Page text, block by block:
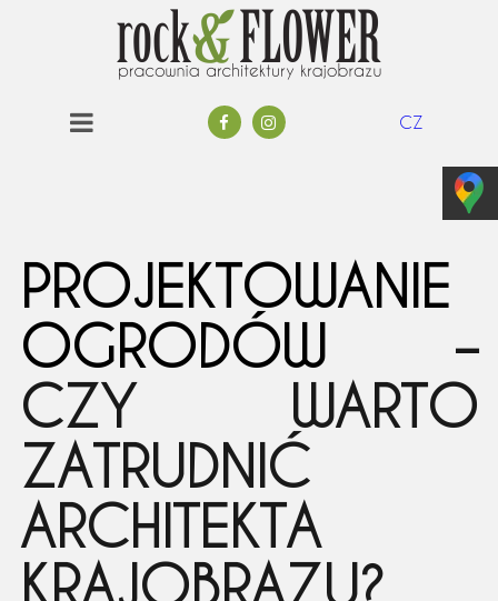
CZ
PROJEKTOWANIE
OGRODÓW–
CZY WARTO
ZATRUDNIĆ
ARCHITEKTA
KRAJOBRAZU?